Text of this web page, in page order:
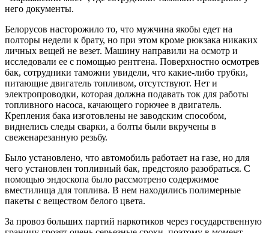
него документы.
Белорусов насторожило то, что мужчина якобы едет на
полторы недели к брату, но при этом кроме рюкзака никаких
личных вещей не везет. Машину направили на осмотр и
исследовали ее с помощью рентгена. Поверхностно осмотрев
бак, сотрудники таможни увидели, что какие-либо трубки,
питающие двигатель топливом, отсутствуют. Нет и
электропроводки, которая должна подавать ток для работы
топливного насоса, качающего горючее в двигатель.
Крепления бака изготовлены не заводским способом,
виднелись следы сварки, а болты были вкручены в
свеженарезанную резьбу.
Было установлено, что автомобиль работает на газе, но для
чего установлен топливный бак, предстояло разобраться. С
помощью эндоскопа было рассмотрено содержимое
вместилища для топлива. В нем находились полимерные
пакеты с веществом белого цвета.
За провоз больших партий наркотиков через государственную